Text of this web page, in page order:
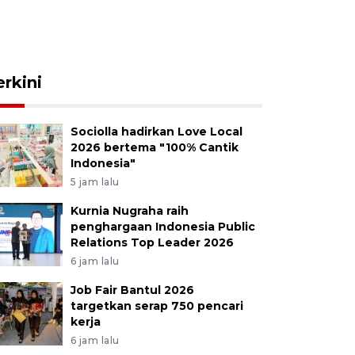
Sociolla hadirkan Love Local
2026 bertema "100% Cantik
Indonesia"
5 jam lalu
Kurnia Nugraha raih
penghargaan Indonesia Public
Relations Top Leader 2026
6 jam lalu
Job Fair Bantul 2026
targetkan serap 750 pencari
kerja
6 jam lalu